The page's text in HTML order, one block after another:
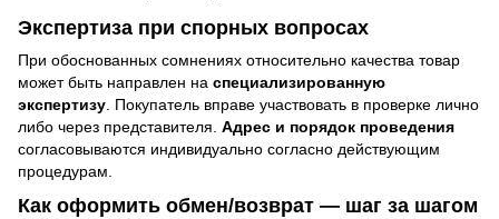
Экспертиза при спорных вопросах
При обоснованных сомнениях относительно качества товар
может быть направлен на специализированную
экспертизу. Покупатель вправе участвовать в проверке лично
либо через представителя. Адрес и порядок проведения
согласовываются индивидуально согласно действующим
процедурам.
Как оформить обмен/возврат — шаг за шагом